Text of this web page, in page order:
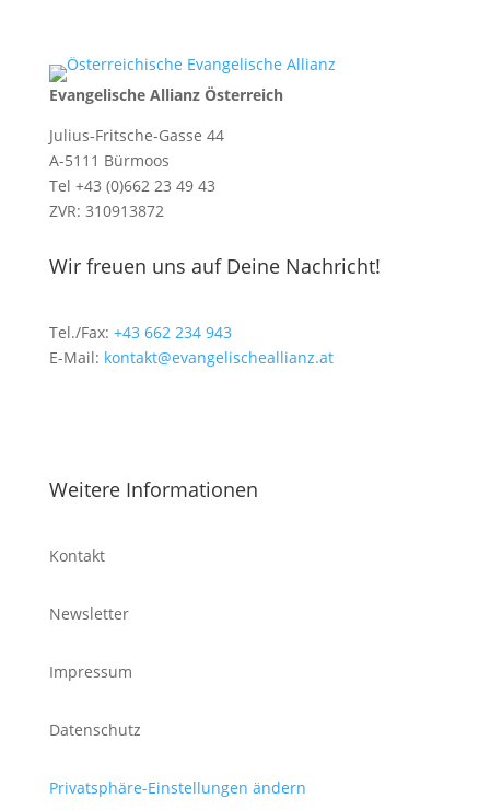
Evangelische Allianz Österreich
Julius-Fritsche-Gasse 44
A-5111 Bürmoos
Tel +43 (0)662 23 49 43
ZVR: 310913872
Wir freuen uns auf Deine Nachricht!
Tel./Fax: +43 662 234 943
E-Mail: kontakt@evangelischeallianz.at
Weitere Informationen
Kontakt
Newsletter
Impressum
Datenschutz
Privatsphäre-Einstellungen ändern